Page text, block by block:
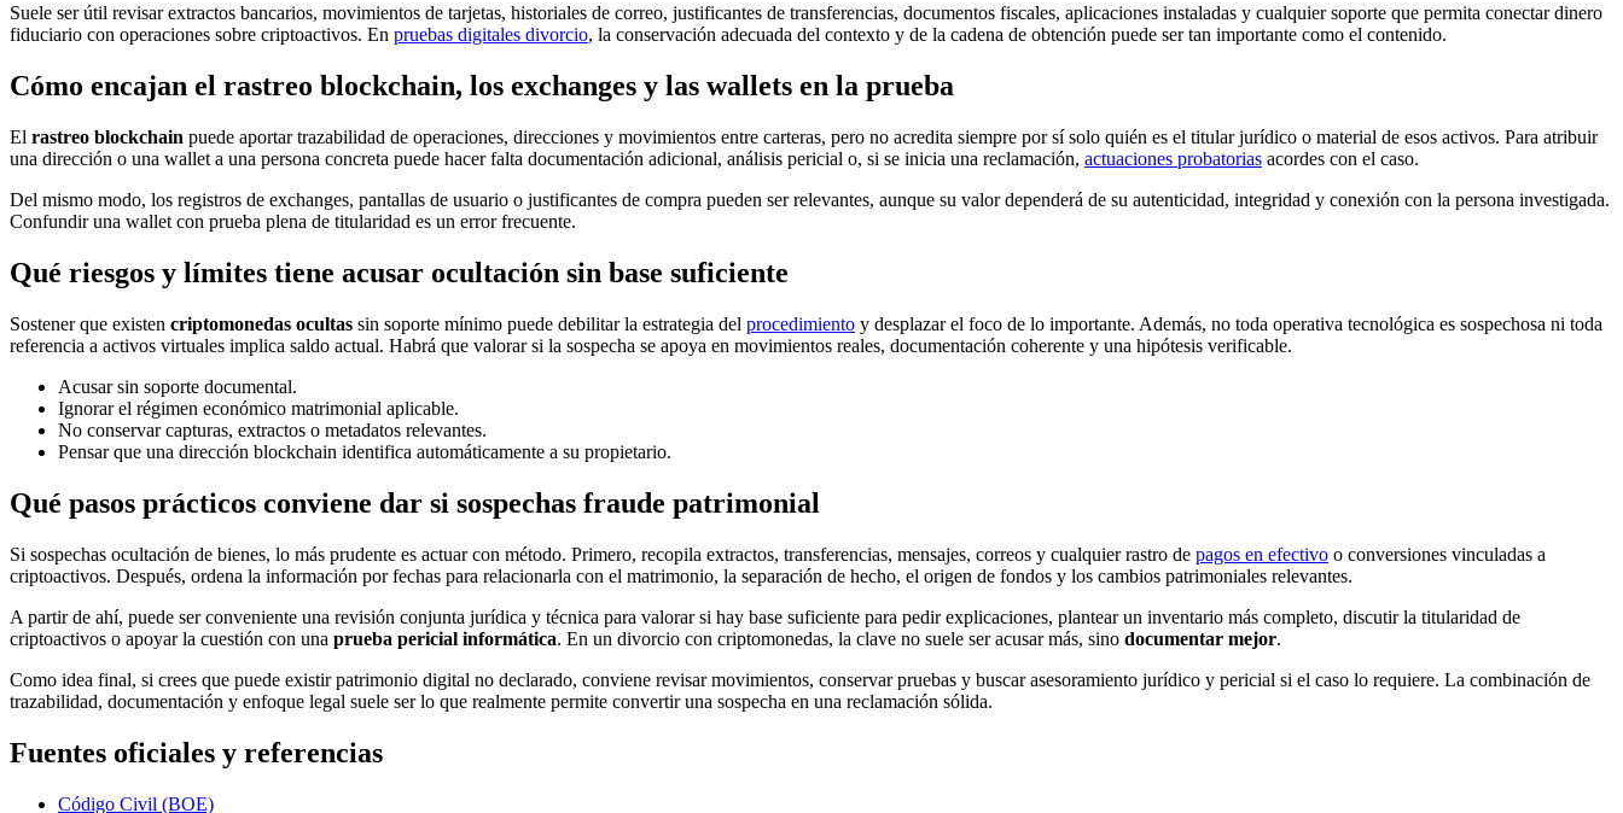
Suele ser útil revisar extractos bancarios, movimientos de tarjetas, historiales de correo, justificantes de transferencias, documentos fiscales, aplicaciones instaladas y cualquier soporte que permita conectar dinero
fiduciario con operaciones sobre criptoactivos. En pruebas digitales divorcio, la conservación adecuada del contexto y de la cadena de obtención puede ser tan importante como el contenido.
Cómo encajan el rastreo blockchain, los exchanges y las wallets en la prueba
El rastreo blockchain puede aportar trazabilidad de operaciones, direcciones y movimientos entre carteras, pero no acredita siempre por sí solo quién es el titular jurídico o material de esos activos. Para atribuir
una dirección o una wallet a una persona concreta puede hacer falta documentación adicional, análisis pericial o, si se inicia una reclamación, actuaciones probatorias acordes con el caso.
Del mismo modo, los registros de exchanges, pantallas de usuario o justificantes de compra pueden ser relevantes, aunque su valor dependerá de su autenticidad, integridad y conexión con la persona investigada.
Confundir una wallet con prueba plena de titularidad es un error frecuente.
Qué riesgos y límites tiene acusar ocultación sin base suficiente
Sostener que existen criptomonedas ocultas sin soporte mínimo puede debilitar la estrategia del procedimiento y desplazar el foco de lo importante. Además, no toda operativa tecnológica es sospechosa ni toda
referencia a activos virtuales implica saldo actual. Habrá que valorar si la sospecha se apoya en movimientos reales, documentación coherente y una hipótesis verificable.
Acusar sin soporte documental.
Ignorar el régimen económico matrimonial aplicable.
No conservar capturas, extractos o metadatos relevantes.
Pensar que una dirección blockchain identifica automáticamente a su propietario.
Qué pasos prácticos conviene dar si sospechas fraude patrimonial
Si sospechas ocultación de bienes, lo más prudente es actuar con método. Primero, recopila extractos, transferencias, mensajes, correos y cualquier rastro de pagos en efectivo o conversiones vinculadas a
criptoactivos. Después, ordena la información por fechas para relacionarla con el matrimonio, la separación de hecho, el origen de fondos y los cambios patrimoniales relevantes.
A partir de ahí, puede ser conveniente una revisión conjunta jurídica y técnica para valorar si hay base suficiente para pedir explicaciones, plantear un inventario más completo, discutir la titularidad de
criptoactivos o apoyar la cuestión con una prueba pericial informática. En un divorcio con criptomonedas, la clave no suele ser acusar más, sino documentar mejor.
Como idea final, si crees que puede existir patrimonio digital no declarado, conviene revisar movimientos, conservar pruebas y buscar asesoramiento jurídico y pericial si el caso lo requiere. La combinación de
trazabilidad, documentación y enfoque legal suele ser lo que realmente permite convertir una sospecha en una reclamación sólida.
Fuentes oficiales y referencias
Código Civil (BOE)